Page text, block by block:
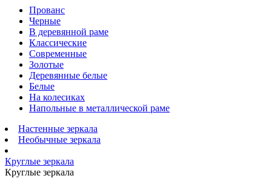
Прованс
Черные
В деревянной раме
Классические
Современные
Золотые
Деревянные белые
Белые
На колесиках
Напольные в металлической раме
Настенные зеркала
Необычные зеркала
Круглые зеркала
Круглые зеркала